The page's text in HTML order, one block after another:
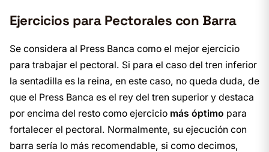
Ejercicios para Pectorales con Barra
Se considera al Press Banca como el mejor ejercicio
para trabajar el pectoral. Si para el caso del tren inferior
la sentadilla es la reina, en este caso, no queda duda, de
que el Press Banca es el rey del tren superior y destaca
por encima del resto como ejercicio más óptimo para
fortalecer el pectoral. Normalmente, su ejecución con
barra sería lo más recomendable, si como decimos,